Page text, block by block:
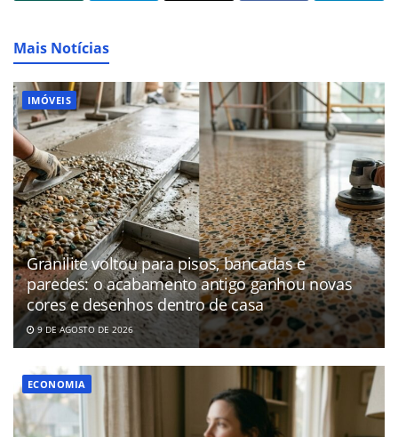
Mais Notícias
IMÓVEIS
Granilite voltou para pisos, bancadas e
paredes: o acabamento antigo ganhou novas
cores e desenhos dentro de casa
9 DE AGOSTO DE 2026
ECONOMIA